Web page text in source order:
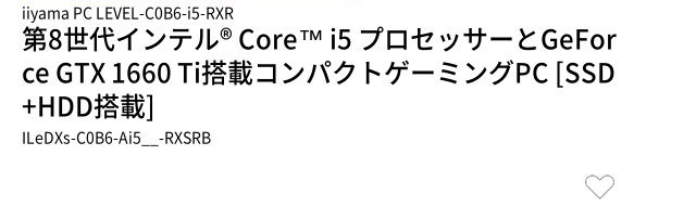
iiyama PC LEVEL-C0B6-i5-RXR
第8世代インテル® Core™ i5 プロセッサーとGeFor
ce GTX 1660 Ti搭載コンパクトゲーミングPC [SSD
+HDD搭載]
ILeDXs-C0B6-Ai5__-RXSRB